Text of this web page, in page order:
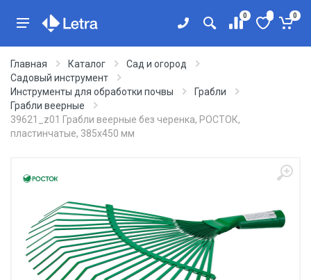
0 0
Главная Каталог
Сад и огород
Садовый инструмент
Инструменты для обработки почвы
Грабли
Грабли веерные
39621_z01 Грабли веерные без черенка, РОСТОК,
пластинчатые, 385x450 мм